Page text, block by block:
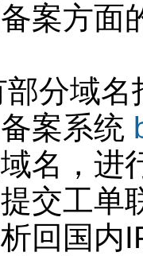
案方面
分域
案系统
名，进
交工单
回国内